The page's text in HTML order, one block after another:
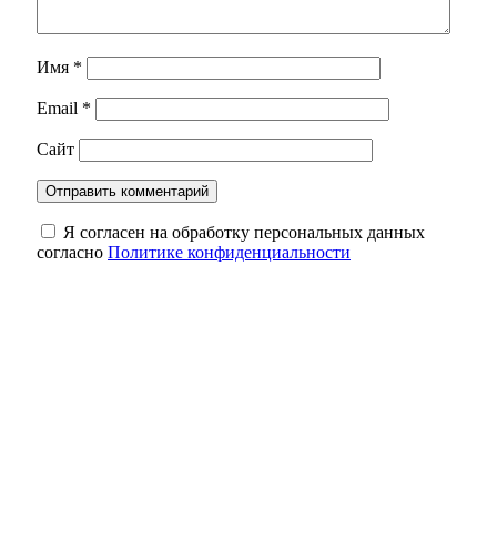
Имя *
Email *
Сайт
Я согласен на обработку персональных данных
согласно Политике конфиденциальности